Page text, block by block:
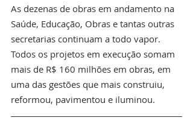
As dezenas de obras em andamento na
Saúde, Educação, Obras e tantas outras
secretarias continuam a todo vapor.
Todos os projetos em execução somam
mais de R$ 160 milhões em obras, em
uma das gestões que mais construiu,
reformou, pavimentou e iluminou.